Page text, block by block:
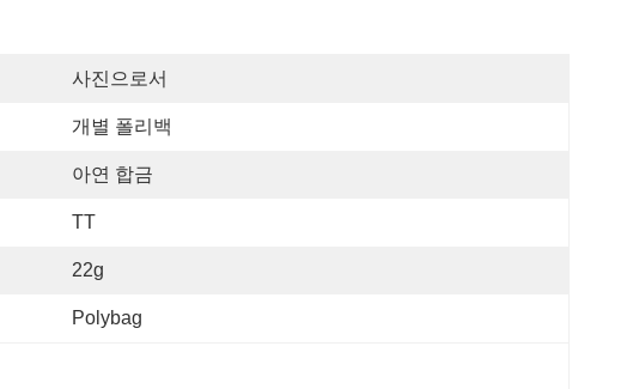
사진으로서
개별 폴리백
아연 합금
TT
22g
Polybag